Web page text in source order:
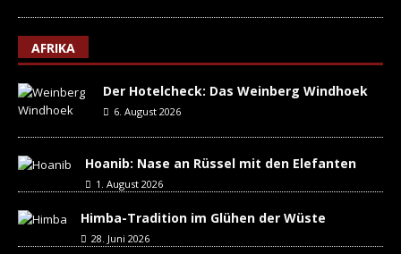
AFRIKA
Der Hotelcheck: Das Weinberg Windhoek
6. August 2026
Hoanib: Nase an Rüssel mit den Elefanten
1. August 2026
Himba-Tradition im Glühen der Wüste
28. Juni 2026